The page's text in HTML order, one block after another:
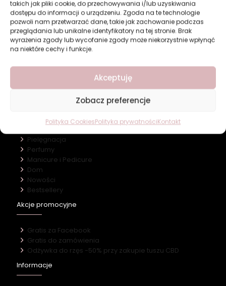
takich jak pliki cookie, do przechowywania i/lub uzyskiwania
dostępu do informacji o urządzeniu. Zgoda na te technologie
pozwoli nam przetwarzać dane, takie jak zachowanie podczas
przeglądania lub unikalne identyfikatory na tej stronie. Brak
wyrażenia zgody lub wycofanie zgody może niekorzystnie wpłynąć
na niektóre cechy i funkcje.
Akceptuję
Zobacz preferencje
Polityka CookiesPolityka prywatnościKontakt
Revers Cosmetics
O firmie
Kontakt
Pielęgnacja
Perfumy
Manicure i Pedicure
Dom
Nowości
Bestsellery
Akcje promocyjne
Gratis za Facebook
Gratis do zamówienia
Odżywka do rzęs -50% przy zakupie tuszu CBD
Informacje